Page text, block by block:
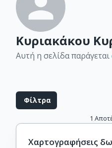
Κυριακάκου
Αυτή η σελίδα παράγεται
Φίλτρα
1
Χαρτογραφήσεις